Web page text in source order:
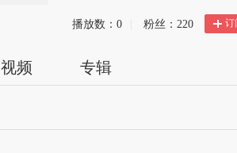
播放数： 0 粉丝： 220 订
视频 专辑